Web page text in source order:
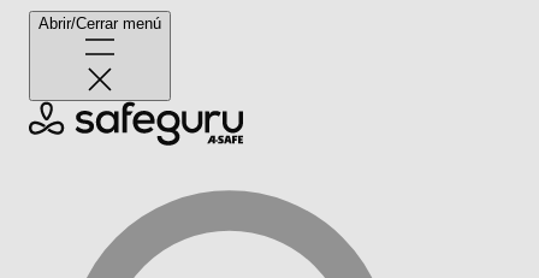
Abrir/Cerrar menú